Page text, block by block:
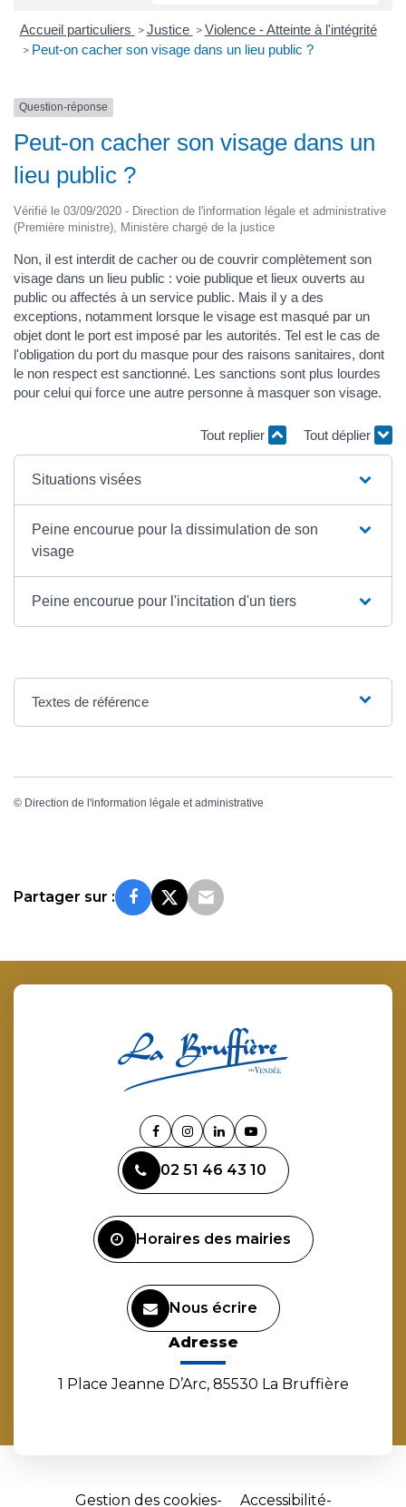
Accueil particuliers > Justice > Violence - Atteinte à l'intégrité
> Peut-on cacher son visage dans un lieu public ?
Question-réponse
Peut-on cacher son visage dans un
lieu public ?
Vérifié le 03/09/2020 - Direction de l'information légale et administrative
(Première ministre), Ministère chargé de la justice
Non, il est interdit de cacher ou de couvrir complètement son
visage dans un lieu public : voie publique et lieux ouverts au
public ou affectés à un service public. Mais il y a des
exceptions, notamment lorsque le visage est masqué par un
objet dont le port est imposé par les autorités. Tel est le cas de
l'obligation du port du masque pour des raisons sanitaires, dont
le non respect est sanctionné. Les sanctions sont plus lourdes
pour celui qui force une autre personne à masquer son visage.
Tout replier Tout déplier
Situations visées
Peine encourue pour la dissimulation de son
visage
Peine encourue pour l'incitation d'un tiers
Textes de référence
© Direction de l'information légale et administrative
Partager sur :
Lien
vers
le
compte
Lien
le
compte
Lien
le
compte
Lien
la
chaîne
02 51 46 43 10
Horaires des mairies
Nous écrire
Adresse
1 Place Jeanne D’Arc, 85530 La Bruffière
Gestion des cookies Accessibilité